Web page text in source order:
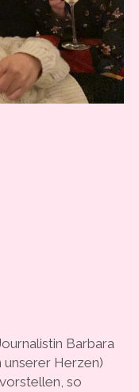
Barbara
unserer Herzen)
vorstellen, so